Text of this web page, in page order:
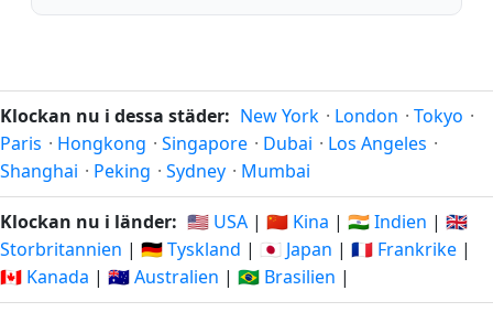
Klockan nu i dessa städer: New York · London · Tokyo ·
Paris · Hongkong · Singapore · Dubai · Los Angeles ·
Shanghai · Peking · Sydney · Mumbai
Klockan nu i länder: 🇺🇸 USA | 🇨🇳 Kina | 🇮🇳 Indien | 🇬🇧
Storbritannien | 🇩🇪 Tyskland | 🇯🇵 Japan | 🇫🇷 Frankrike |
🇨🇦 Kanada | 🇦🇺 Australien | 🇧🇷 Brasilien |